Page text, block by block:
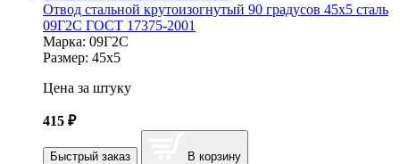
Отвод стальной крутоизогнутый 90 градусов 45х5 сталь
09Г2С ГОСТ 17375-2001
Марка: 09Г2С
Размер: 45х5
Цена за штуку
415 ₽
Быстрый заказ В корзину